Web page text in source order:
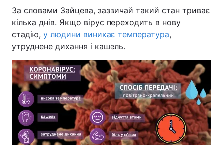
За словами Зайцева, зазвичай такий стан триває
кілька днів. Якщо вірус переходить в нову
стадію, у людини виникає температура,
утруднене дихання і кашель.